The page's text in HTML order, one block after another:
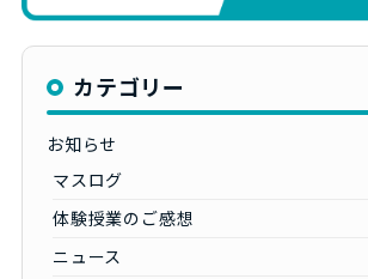
カテゴリー
お知らせ
マスログ
体験授業のご感想
ニュース